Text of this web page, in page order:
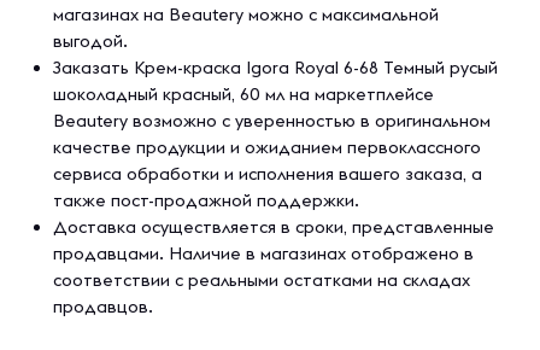
магазинах на Beautery можно с максимальной
выгодой.
Заказать Крем-краска Igora Royal 6-68 Темный русый
шоколадный красный, 60 мл на маркетплейсе
Beautery возможно с уверенностью в оригинальном
качестве продукции и ожиданием первоклассного
сервиса обработки и исполнения вашего заказа, а
также пост-продажной поддержки.
Доставка осуществляется в сроки, представленные
продавцами. Наличие в магазинах отображено в
соответствии с реальными остатками на складах
продавцов.